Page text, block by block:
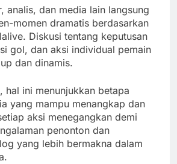
analis, dan media lain langsung
momen dramatis berdasarkan
Diskusi tentang keputusan
gol, dan aksi individual pemain
dan dinamis.
hal ini menunjukkan betapa
yang mampu menangkap dan
aksi menegangkan demi
penonton dan
yang lebih bermakna dalam